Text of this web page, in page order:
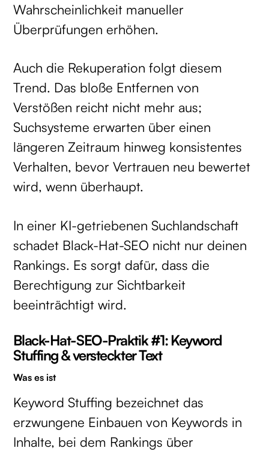
Wahrscheinlichkeit manueller
Überprüfungen erhöhen.
Auch die Rekuperation folgt diesem
Trend. Das bloße Entfernen von
Verstößen reicht nicht mehr aus;
Suchsysteme erwarten über einen
längeren Zeitraum hinweg konsistentes
Verhalten, bevor Vertrauen neu bewertet
wird, wenn überhaupt.
In einer KI-getriebenen Suchlandschaft
schadet Black-Hat-SEO nicht nur deinen
Rankings. Es sorgt dafür, dass die
Berechtigung zur Sichtbarkeit
beeinträchtigt wird.
Black-Hat-SEO-Praktik #1: Keyword
Stuffing & versteckter Text
Was es ist
Keyword Stuffing bezeichnet das
erzwungene Einbauen von Keywords in
Inhalte, bei dem Rankings über